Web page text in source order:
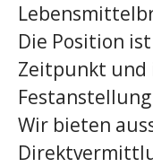
Die Position
Zeitpunkt
Wir bieten